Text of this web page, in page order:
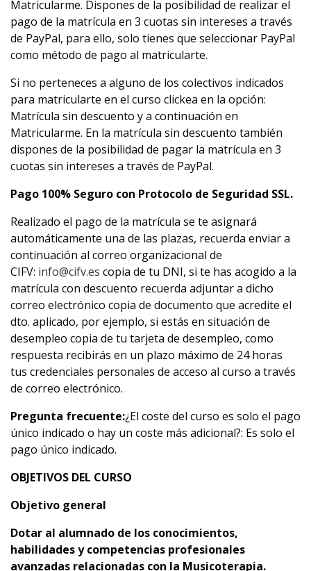
Matricularme. Dispones de la posibilidad de realizar el
pago de la matrícula en 3 cuotas sin intereses a través
de PayPal, para ello, solo tienes que seleccionar PayPal
como método de pago al matricularte.
Si no perteneces a alguno de los colectivos indicados
para matricularte en el curso clickea en la opción:
Matrícula sin descuento y a continuación en
Matricularme. En la matrícula sin descuento también
dispones de la posibilidad de pagar la matrícula en 3
cuotas sin intereses a través de PayPal.
Pago 100% Seguro con Protocolo de Seguridad SSL.
Realizado el pago de la matrícula se te asignará
automáticamente una de las plazas, recuerda enviar a
continuación al correo organizacional de
CIFV: info@cifv.es copia de tu DNI, si te has acogido a la
matrícula con descuento recuerda adjuntar a dicho
correo electrónico copia de documento que acredite el
dto. aplicado, por ejemplo, si estás en situación de
desempleo copia de tu tarjeta de desempleo, como
respuesta recibirás en un plazo máximo de 24 horas
tus credenciales personales de acceso al curso a través
de correo electrónico.
Pregunta frecuente:¿El coste del curso es solo el pago
único indicado o hay un coste más adicional?: Es solo el
pago único indicado.
OBJETIVOS DEL CURSO
Objetivo general
Dotar al alumnado de los conocimientos,
habilidades y competencias profesionales
avanzadas relacionadas con la Musicoterapia.